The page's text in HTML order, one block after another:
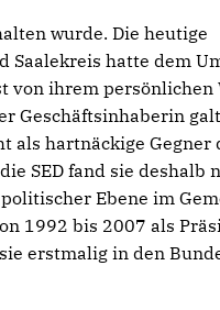
wurde. Die heutige
Saalekreis hatte dem
ihrem persönlichen
Geschäftsinhaberin
als hartnäckige Gegner
SED fand sie deshalb
Ebene im
1992 bis 2007 als
erstmalig in den